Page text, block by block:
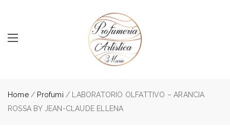
Home/ Profumi / LABORATORIO OLFATTIVO – ARANCIA
ROSSA BY JEAN-CLAUDE ELLENA